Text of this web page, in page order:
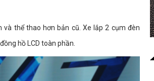
thể thao hơn bản cũ. Xe lắp 2 cụm đèn
hồ LCD toàn phần.